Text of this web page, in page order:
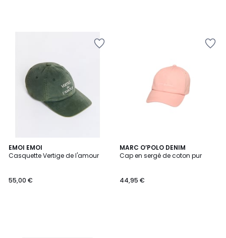
EMOI EMOI
Casquette Vertige de l'amour
55,00 €
MARC O’POLO DENIM
Cap en sergé de coton pur
44,95 €